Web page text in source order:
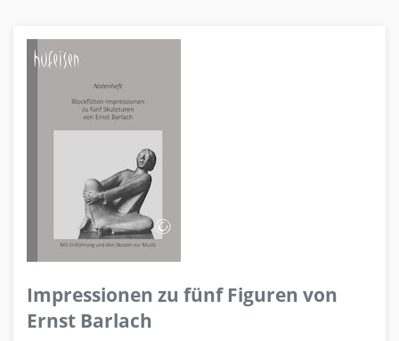
Impressionen zu fünf Figuren von
Ernst Barlach